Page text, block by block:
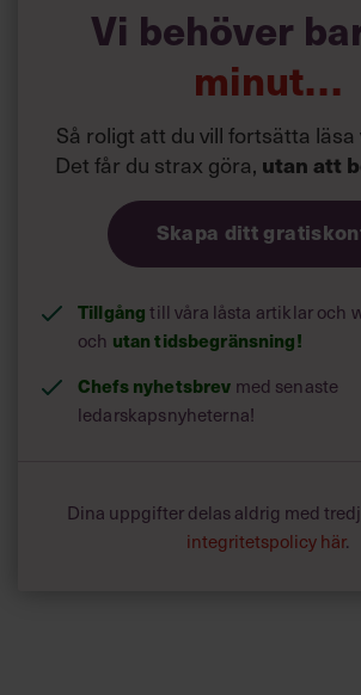
Vi behöver
minut…
Så roligt att du vill fortsätta
Det får du strax göra, utan att
Skapa ditt
Tillgångtill våra låsta artiklar och
och utan tidsbegränsning!
Chefs nyhetsbrev med senaste
ledarskapsnyheterna!
Dina uppgifter delas aldrig med
integritetspolicy här.